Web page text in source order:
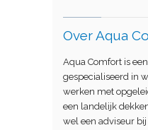
Over Aqua
Aqua Comfort is
gespecialiseerd in
werken met
een landelijk
wel een adviseur